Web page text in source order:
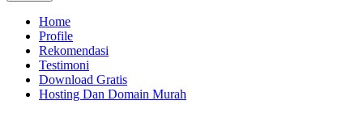
Home
Profile
Rekomendasi
Testimoni
Download Gratis
Hosting Dan Domain Murah